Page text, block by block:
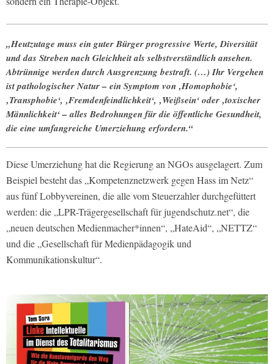
„Heutzutage muss ein guter Bürger progressive Werte, Diversität
und das Streben nach Gleichheit als selbstverständlich ansehen.
Abtrünnige werden durch Ausgrenzung bestraft. (…) Ihr Vergehen
ist pathologischer Natur – ein Symptom von ‚Homophobie‘,
‚Transphobie‘, ‚Fremdenfeindlichkeit‘, ‚Weißsein‘ oder ‚toxischer
Männlichkeit‘ – alles Bedrohungen für die öffentliche Gesundheit,
die eine umfangreiche Umerziehung erfordern.“
Diese Umerziehung hat die Regierung an NGOs ausgelagert. Zum
Beispiel besteht das „Kompetenznetzwerk gegen Hass im Netz“
aus fünf Lobbyvereinen, die alle vom Steuerzahler durchgefüttert
werden: die „LPR-Trägergesellschaft für jugendschutz.net“, die
„neuen deutschen Medienmacher*innen“, „HateAid“, „NETTZ“
und die „Gesellschaft für Medienpädagogik und
Kommunikationskultur“.